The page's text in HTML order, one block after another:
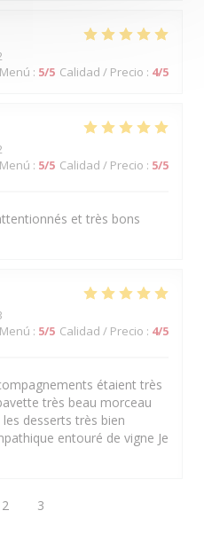
Menú : 5/5 Calidad / Precio : 4/5
Menú : 5/5 Calidad / Precio : 5/5
et très bons
Menú : 5/5 Calidad / Precio : 4/5
étaient très
très beau morceau
desserts très bien
entouré de vigne Je
2 3